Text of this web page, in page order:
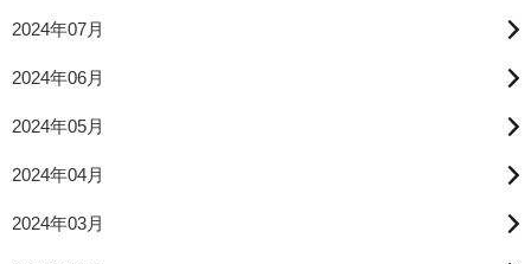
2024年07月
2024年06月
2024年05月
2024年04月
2024年03月